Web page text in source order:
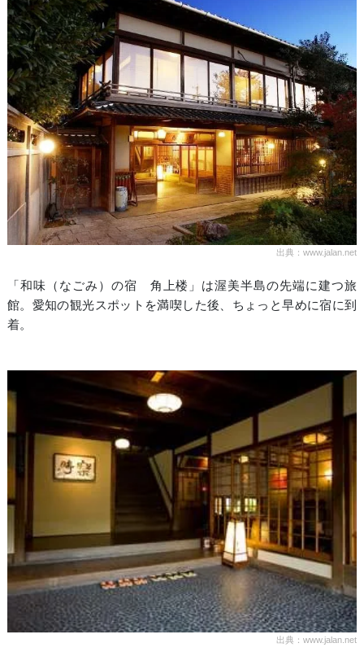
出典：www.jalan.net
「和味（なごみ）の宿 角上楼」は渥美半島の先端に建つ旅
館。愛知の観光スポットを満喫した後、ちょっと早めに宿に到
着。
出典：www.jalan.net